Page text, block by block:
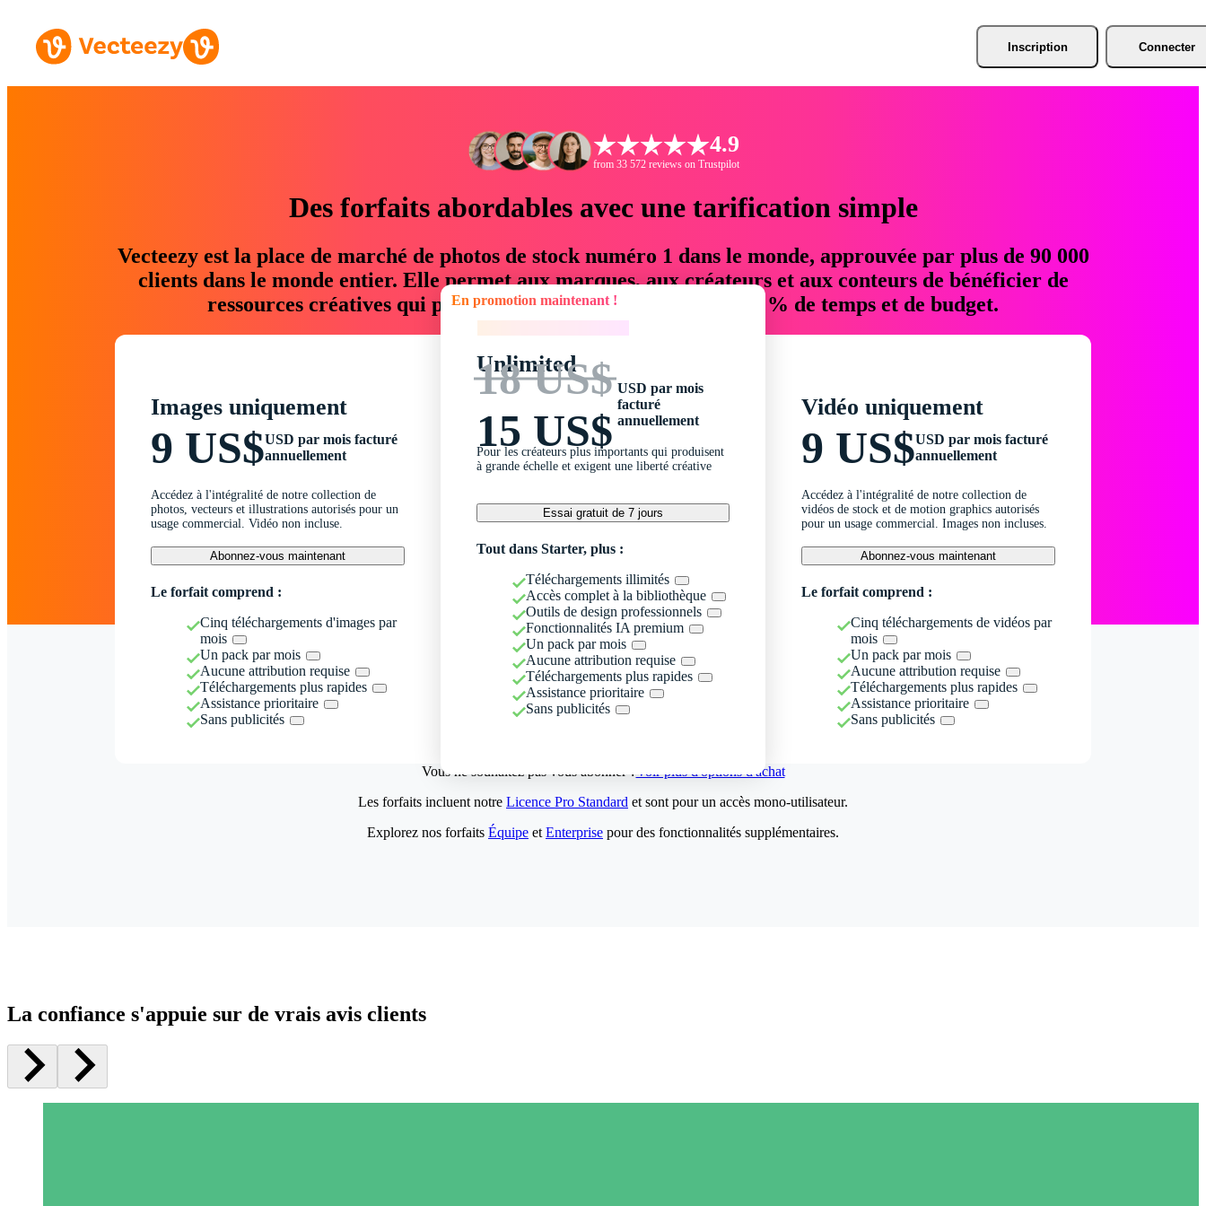
Inscription Connecter
4.9
from 33 572 reviews on Trustpilot
Des forfaits abordables avec une tarification simple
Vecteezy est la place de marché de photos de stock numéro 1 dans le monde, approuvée par plus de 90 000
clients dans le monde entier. Elle permet aux marques, aux créateurs et aux conteurs de bénéficier de
ressources créatives qui permettent d'économiser jusqu'à 76 % de temps et de budget.
Images uniquement
9 US$USD par mois facturé
annuellement
Accédez à l'intégralité de notre collection de
photos, vecteurs et illustrations autorisés pour un
usage commercial. Vidéo non incluse.
Abonnez-vous maintenant
Le forfait comprend :
Cinq téléchargements d'images par
mois
Un pack par mois
Aucune attribution requise
Téléchargements plus rapides
Assistance prioritaire
Sans publicités
En promotion maintenant !
Unlimited
18 US$
15 US$
USD par mois
facturé
annuellement
Pour les créateurs plus importants qui produisent
à grande échelle et exigent une liberté créative
Essai gratuit de 7 jours
Tout dans Starter, plus :
Téléchargements illimités
Accès complet à la bibliothèque
Outils de design professionnels
Fonctionnalités IA premium
Un pack par mois
Aucune attribution requise
Téléchargements plus rapides
Assistance prioritaire
Sans publicités
Vidéo uniquement
9 US$USD par mois facturé
annuellement
Accédez à l'intégralité de notre collection de
vidéos de stock et de motion graphics autorisés
pour un usage commercial. Images non incluses.
Abonnez-vous maintenant
Le forfait comprend :
Cinq téléchargements de vidéos par
mois
Un pack par mois
Aucune attribution requise
Téléchargements plus rapides
Assistance prioritaire
Sans publicités
Vous ne souhaitez pas vous abonner ?Voir plus d'options d'achat
Les forfaits incluent notre Licence Pro Standard et sont pour un accès mono-utilisateur.
Explorez nos forfaits Équipe et Enterprise pour des fonctionnalités supplémentaires.
La confiance s'appuie sur de vrais avis clients